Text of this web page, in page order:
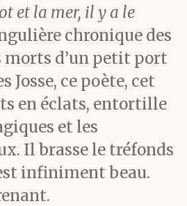
de nulle
natifs du
lesquels il a
des
à
longs
à seul
et la mer, il y a le
chronique des
morts d’un petit port
Josse, ce poète, cet
en éclats, entortille
et les
Il brasse le tréfonds
infiniment beau.